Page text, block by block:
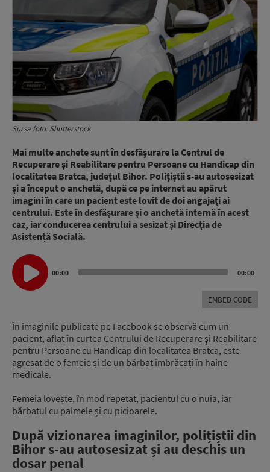
Sursa foto: Shutterstock
Mai multe anchete sunt în desfășurare la Centrul de
Recuperare şi Reabilitare pentru Persoane cu Handicap din
localitatea Bratca, județul Bihor. Polițiștii s-au autosesizat
și a început o anchetă, după ce pe internet au apărut
imagini în care un pacient este lovit de doi angajați ai
centrului. Este în desfășurare și o anchetă internă în acest
caz, iar conducerea centrului a sesizat și Direcția de
Asistență Socială.
Audio
Player
00:00 00:00
EMBED CODE
În imaginile publicate pe Facebook se observă cum un
pacient, aflat în curtea Centrului de Recuperare şi Reabilitare
pentru Persoane cu Handicap din localitatea Bratca, este
agresat de o femeie și de un bărbat îmbrăcați în haine
medicale.
Femeia lovește, în mod repetat, pacientul cu o nuia, iar
bărbatul cu palmele și cu picioarele.
După vizionarea imaginilor, polițiștii din
Bihor s-au autosesizat și au deschis un
dosar penal